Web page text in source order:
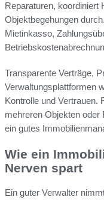
Reparaturen, koordiniert
Objektbegehungen
Mietinkasso,
Transparente Verträge,
Verwaltungsplattformen
Kontrolle und Vertrauen.
mehreren Objekten
ein gutes
Wie ein
Nerven spart
Ein guter Verwalter